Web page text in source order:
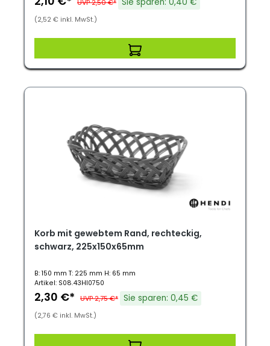
UVP 2,50 €*
(2,52 € inkl. MwSt.)
Korb mit gewebtem Rand, rechteckig,
schwarz, 225x150x65mm
B: 150 mm T: 225 mm H: 65 mm
Artikel: S08.43HI0750
2,30 €* UVP 2,75 €* Sie sparen: 0,45 €
(2,76 € inkl. MwSt.)